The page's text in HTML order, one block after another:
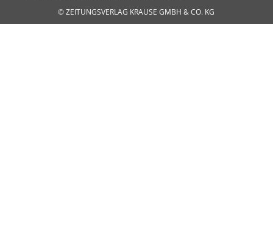
© ZEITUNGSVERLAG KRAUSE GMBH & CO. KG